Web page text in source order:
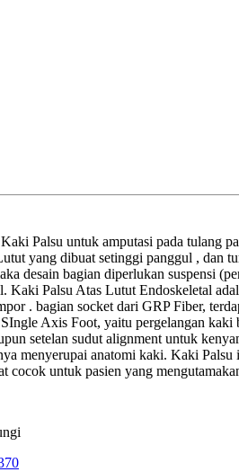
Palsu untuk amputasi pada tulang
yang dibuat setinggi panggul , dan
desain bagian diperlukan suspensi
Kaki Palsu Atas Lutut Endoskeletal
. bagian socket dari GRP Fiber,
Axis Foot, yaitu pergelangan
setelan sudut alignment untuk
menyerupai anatomi kaki. Kaki
cocok untuk pasien yang